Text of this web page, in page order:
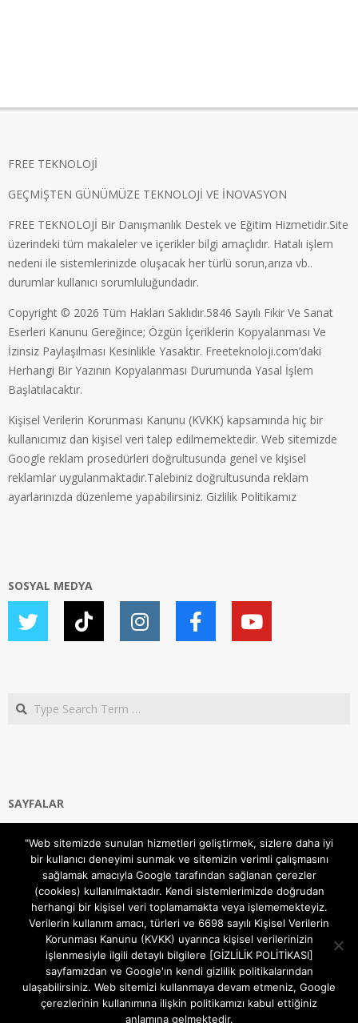
FREE TEKNOLOJİ
GEÇMİŞTEN GÜNÜMÜZE TEKNOLOJİ VE İNOVASYON
FREE TEKNOLOJİ Bir Danışmanlık Destek ve Eğitim Hizmetidir.Site
üzerindeki tüm makaleler ve içerikler bilgi amaçlıdır. Hatalı işlem
nedeni ile sistemlerinizde oluşacak her türlü sorun,arıza vb..
durumlar kullanıcı sorumluluğundadır.
Copyright © 2026 Tüm Hakları Saklıdır.5846 Sayılı Fikir Ve Sanat
Eserleri Kanunu Gereğince; Özgün İçeriklerin Kopyalanması Ve
İzinsiz Paylaşılması Kesinlikle Yasaktır. Freeteknoloji.com’daki
Herhangi Bir Yazının Kopyalanması Durumunda Yasal İşlem
Başlatılacaktır.
Kişisel Verilerin Korunması Kanunu (KVKK) kapsamında hiç bir
kullanıcımız dan kişisel veri talep edilmemektedir. Web sitemizde
Google reklam prosedürleri doğrultusunda genel ve kişisel
reklamlar uygulanmaktadır.Talebiniz doğrultusunda reklam
ayarlarınızda düzenleme yapabilirsiniz. Gizlilik Politikamız
SOSYAL MEDYA
Search
SAYFALAR
Gizlilik ve Çerezler (Cookies) Politikası
Hakkımızda
İletişim Kanalları
MODEM KURULUM
TEKNİK DESTEK
TELEVİZYON SİSTEMLERİ
"Web sitemizde sunulan hizmetleri geliştirmek, sizlere daha iyi
bir kullanıcı deneyimi sunmak ve sitemizin verimli çalışmasını
sağlamak amacıyla Google tarafından sağlanan çerezler
(cookies) kullanılmaktadır. Kendi sistemlerimizde doğrudan
herhangi bir kişisel veri toplamamakta veya işlememekteyiz.
Verilerin kullanım amacı, türleri ve 6698 sayılı Kişisel Verilerin
Korunması Kanunu (KVKK) uyarınca kişisel verilerinizin
işlenmesiyle ilgili detaylı bilgilere [GİZLİLİK POLİTİKASI]
sayfamızdan ve Google'ın kendi gizlilik politikalarından
ulaşabilirsiniz. Web sitemizi kullanmaya devam etmeniz, Google
çerezlerinin kullanımına ilişkin politikamızı kabul ettiğiniz
anlamına gelmektedir.